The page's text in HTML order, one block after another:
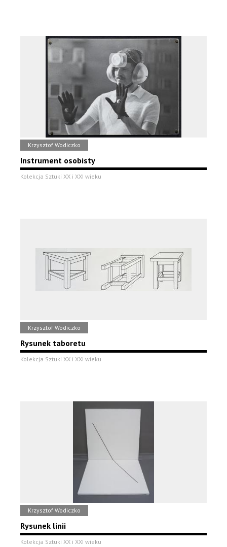
Krzysztof Wodiczko
Instrument osobisty
Kolekcja Sztuki XX i XXI wieku
Krzysztof Wodiczko
Rysunek taboretu
Kolekcja Sztuki XX i XXI wieku
Krzysztof Wodiczko
Rysunek linii
Kolekcja Sztuki XX i XXI wieku